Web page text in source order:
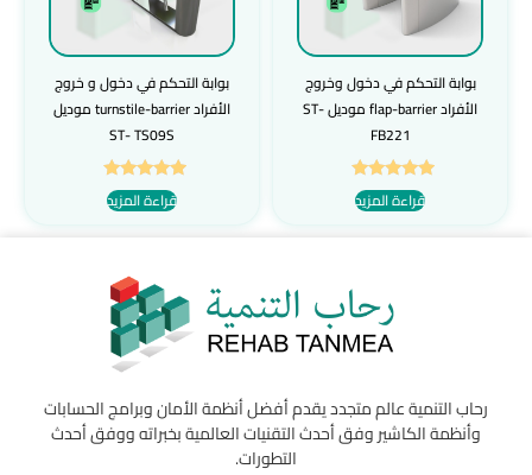
بوابة التحكم في دخول وخروج
الأفراد flap-barrier موديل ST-
FB221
تم التقييم
5.00
قراءة المزيد
بوابة التحكم في دخول و خروج
الأفراد turnstile-barrier موديل
ST- TS09S
تم التقييم
5.00
قراءة المزيد
رحاب التنمية عالم متجدد يقدم أفضل أنظمة الأمان وبرامج الحسابات
وأنظمة الكاشير وفق أحدث التقنيات العالمية بخبراته ووفق أحدث
التطورات.